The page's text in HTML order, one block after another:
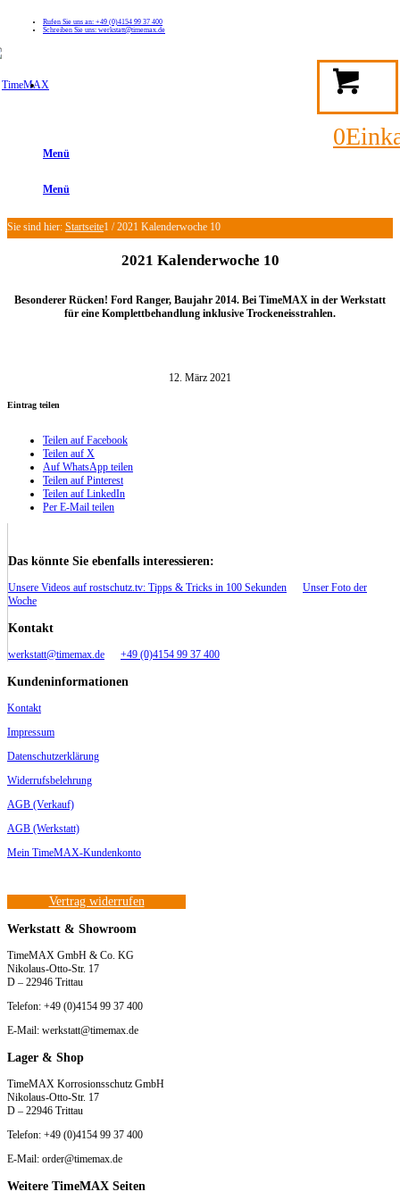
Rufen Sie uns an: +49 (0)4154 99 37 400
Schreiben Sie uns: werkstatt@timemax.de
0
Menü
Menü
Sie sind hier: Startseite1 / 2021 Kalenderwoche 10
2021 Kalenderwoche 10
Besonderer Rücken! Ford Ranger, Baujahr 2014. Bei TimeMAX in der Werkstatt
für eine Komplettbehandlung inklusive Trockeneisstrahlen.
12. März 2021
Eintrag teilen
Teilen auf Facebook
Teilen auf X
Auf WhatsApp teilen
Teilen auf Pinterest
Teilen auf LinkedIn
Per E-Mail teilen
Das könnte Sie ebenfalls interessieren:
Unsere Videos auf rostschutz.tv: Tipps & Tricks in 100 Sekunden
Unser Foto der
Woche
Kontakt
werkstatt@timemax.de +49 (0)4154 99 37 400
Kundeninformationen
Kontakt
Impressum
Datenschutzerklärung
Widerrufsbelehrung
AGB (Verkauf)
AGB (Werkstatt)
Mein TimeMAX-Kundenkonto
Vertrag widerrufen
Werkstatt & Showroom
TimeMAX GmbH & Co. KG
Nikolaus-Otto-Str. 17
D – 22946 Trittau
Telefon: +49 (0)4154 99 37 400
E-Mail: werkstatt@timemax.de
Lager & Shop
TimeMAX Korrosionsschutz GmbH
Nikolaus-Otto-Str. 17
D – 22946 Trittau
Telefon: +49 (0)4154 99 37 400
E-Mail: order@timemax.de
Weitere TimeMAX Seiten